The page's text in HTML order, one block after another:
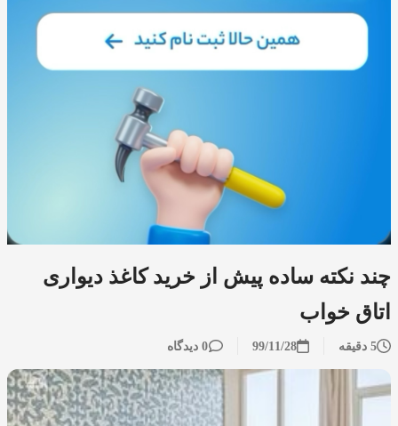
چند نکته ساده پیش از خرید کاغذ دیواری
اتاق خواب
5 دقیقه 99/11/28 0 دیدگاه